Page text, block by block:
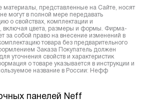
представленные на Сайте, носят
могут в полной мере передавать
о свойствах, комплектации и
включая цвета, размеры и формы. Фирма-
за собой право на внесение изменений в
товара без предварительного
Заказа Покупатель должен
уточнения свойств и характеристик
о товаре указывается в инструкции и
название в России: Нефф
панелей Neff